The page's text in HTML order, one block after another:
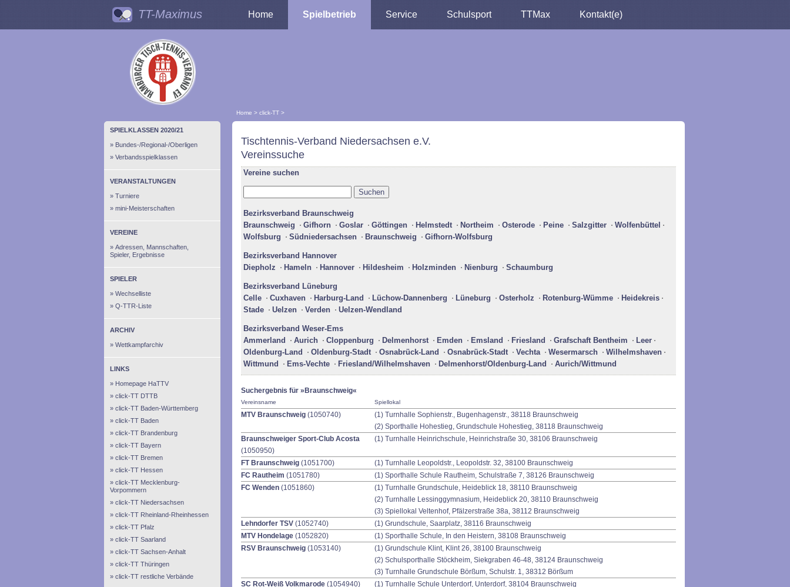
TT-Maximus Home Spielbetrieb Service Schulsport TTMax Kontakt(e)
Home > click-TT >
SPIELKLASSEN 2020/21
Bundes-/Regional-/Oberligen
Verbandsspielklassen
VERANSTALTUNGEN
Turniere
mini-Meisterschaften
VEREINE
Adressen, Mannschaften,
Spieler, Ergebnisse
SPIELER
Wechselliste
Q-TTR-Liste
ARCHIV
Wettkampfarchiv
LINKS
Homepage HaTTV
click-TT DTTB
click-TT Baden-Württemberg
click-TT Baden
click-TT Brandenburg
click-TT Bayern
click-TT Bremen
click-TT Hessen
click-TT Mecklenburg-
Vorpommern
click-TT Niedersachsen
click-TT Rheinland-Rheinhessen
click-TT Pfalz
click-TT Saarland
click-TT Sachsen-Anhalt
click-TT Thüringen
click-TT restliche Verbände
Tischtennis-Verband Niedersachsen e.V.
Vereinssuche
Vereine suchen
Bezirksverband Braunschweig
Braunschweig
Gifhorn Goslar Göttingen Helmstedt Northeim Osterode Peine Salzgitter
Wolfenbüttel
Wolfsburg
Südniedersachsen Braunschweig Gifhorn-Wolfsburg
Bezirksverband Hannover
Diepholz
Hameln Hannover Hildesheim Holzminden Nienburg Schaumburg
Bezirksverband Lüneburg
Celle
Cuxhaven Harburg-Land Lüchow-Dannenberg Lüneburg Osterholz Rotenburg-Wümme
Heidekreis
Stade
Uelzen Verden Uelzen-Wendland
Bezirksverband Weser-Ems
Ammerland
Aurich Cloppenburg Delmenhorst Emden Emsland Friesland Grafschaft Bentheim
Leer
Oldenburg-Land
Oldenburg-Stadt Osnabrück-Land Osnabrück-Stadt Vechta Wesermarsch
Wilhelmshaven
Wittmund
Ems-Vechte Friesland/Wilhelmshaven Delmenhorst/Oldenburg-Land Aurich/Wittmund
Suchergebnis für »Braunschweig«
Vereinsname Spiellokal
MTV Braunschweig (1050740)
(1) Turnhalle Sophienstr., Bugenhagenstr., 38118 Braunschweig
(2) Sporthalle Hohestieg, Grundschule Hohestieg, 38118 Braunschweig
Braunschweiger Sport-Club Acosta
(1050950)
(1) Turnhalle Heinrichschule, Heinrichstraße 30, 38106 Braunschweig
FT Braunschweig (1051700)
(1) Turnhalle Leopoldstr., Leopoldstr. 32, 38100 Braunschweig
FC Rautheim (1051780)
(1) Sporthalle Schule Rautheim, Schulstraße 7, 38126 Braunschweig
FC Wenden (1051860)
(1) Turnhalle Grundschule, Heideblick 18, 38110 Braunschweig
(2) Turnhalle Lessinggymnasium, Heideblick 20, 38110 Braunschweig
(3) Spiellokal Veltenhof, Pfälzerstraße 38a, 38112 Braunschweig
Lehndorfer TSV (1052740)
(1) Grundschule, Saarplatz, 38116 Braunschweig
MTV Hondelage (1052820)
(1) Sporthalle Schule, In den Heistern, 38108 Braunschweig
RSV Braunschweig (1053140)
(1) Grundschule Klint, Klint 26, 38100 Braunschweig
(2) Schulsporthalle Stöckheim, Siekgraben 46-48, 38124 Braunschweig
(3) Turnhalle Grundschule Börßum, Schulstr. 1, 38312 Börßum
SC Rot-Weiß Volkmarode (1054940)
(1) Turnhalle Schule Unterdorf, Unterdorf, 38104 Braunschweig